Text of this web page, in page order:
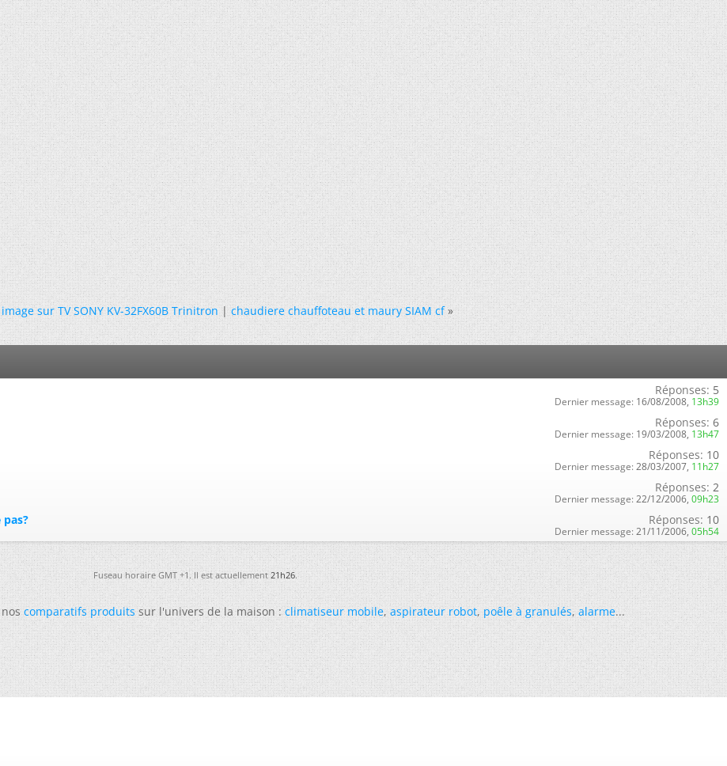
sur TV SONY KV-32FX60B Trinitron|chaudiere chauffoteau et maury SIAM cf »
Réponses: 5
Dernier message: 16/08/2008, 13h39
Réponses: 6
Dernier message: 19/03/2008, 13h47
Réponses: 10
Dernier message: 28/03/2007, 11h27
Réponses: 2
Dernier message: 22/12/2006, 09h23
Réponses: 10
Dernier message: 21/11/2006, 05h54
Fuseau horaire GMT +1. Il est actuellement21h26.
noscomparatifs produitssur l'univers de la maison :climatiseur mobile,aspirateur robot,poêle à granulés,alarme...